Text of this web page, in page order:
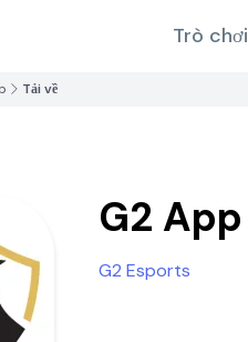
Trò chơi
Tải về
G2 App
G2 Esports